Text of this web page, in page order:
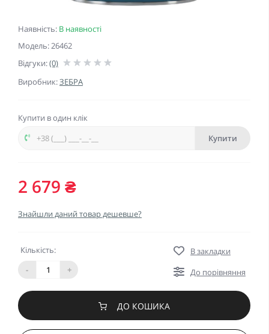
Наявність: В наявності
Модель: 26462
Відгуки:(0)
Виробник:ЗЕБРА
Купити в один клік
Купити
2 679 ₴
Знайшли даний товар дешевше?
Кількість:
-
+
В закладки
До порівняння
ДО КОШИКА